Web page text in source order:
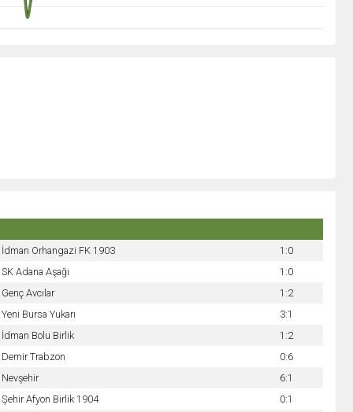
İdman Orhangazi FK 1903
1:0
SK Adana Aşağı
1:0
Genç Avcılar
1:2
Yeni Bursa Yukarı
3:1
İdman Bolu Birlik
1:2
Demir Trabzon
0:6
Nevşehir
6:1
Şehir Afyon Birlik 1904
0:1